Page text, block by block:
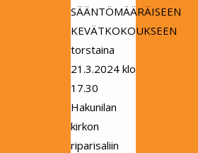
SÄÄNTÖMÄÄRÄISEEN
KEVÄTKOKOUKSEEN
torstaina
21.3.2024 klo
17.30
Hakunilan
kirkon
riparisaliin